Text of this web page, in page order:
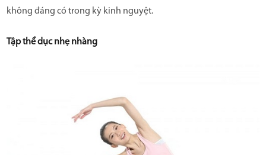
không đáng có trong kỳ kinh nguyệt.
Tập thể dục nhẹ nhàng